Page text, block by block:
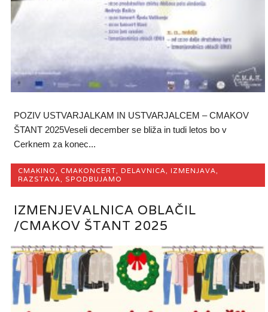
POZIV USTVARJALKAM IN USTVARJALCEM – CMAKOV
ŠTANT 2025Veseli december se bliža in tudi letos bo v
Cerknem za konec...
CMAKINO CMAKONCERT DELAVNICA IZMENJAVA
RAZSTAVA
SPODBUJAMO
IZMENJEVALNICA OBLAČIL
/CMAKOV ŠTANT 2025